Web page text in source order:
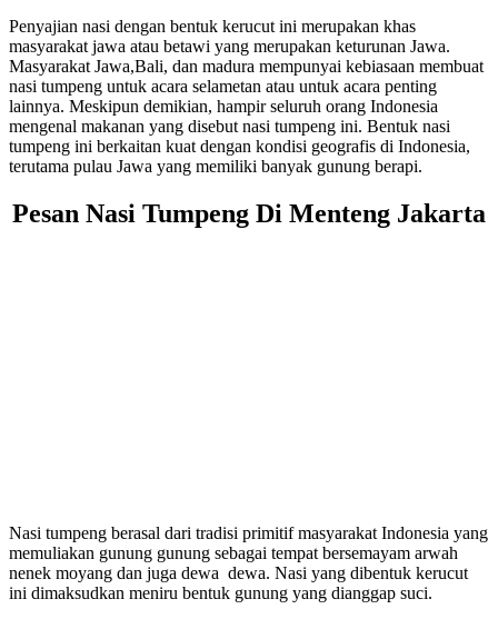
Penyajian nasi dengan bentuk kerucut ini merupakan khas
masyarakat jawa atau betawi yang merupakan keturunan Jawa.
Masyarakat Jawa,Bali, dan madura mempunyai kebiasaan membuat
nasi tumpeng untuk acara selametan atau untuk acara penting
lainnya. Meskipun demikian, hampir seluruh orang Indonesia
mengenal makanan yang disebut nasi tumpeng ini. Bentuk nasi
tumpeng ini berkaitan kuat dengan kondisi geografis di Indonesia,
terutama pulau Jawa yang memiliki banyak gunung berapi.
Pesan Nasi Tumpeng Di Menteng Jakarta
Nasi tumpeng berasal dari tradisi primitif masyarakat Indonesia yang
memuliakan gunung gunung sebagai tempat bersemayam arwah
nenek moyang dan juga dewa dewa. Nasi yang dibentuk kerucut
ini dimaksudkan meniru bentuk gunung yang dianggap suci.